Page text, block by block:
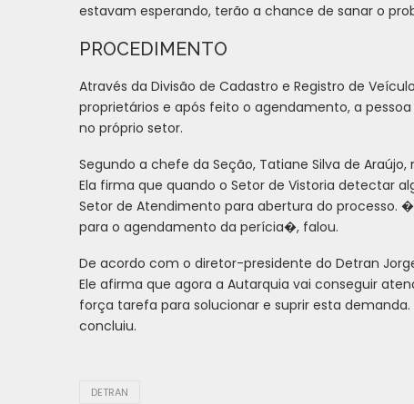
estavam esperando, terão a chance de sanar o
PROCEDIMENTO
Através da Divisão de Cadastro e Registro de
proprietários e após feito o agendamento, a
no próprio setor.
Segundo a chefe da Seção, Tatiane Silva de
Ela firma que quando o Setor de Vistoria detectar
Setor de Atendimento para abertura do processo.
para o agendamento da perícia�, falou.
De acordo com o diretor-presidente do Detran
Ele afirma que agora a Autarquia vai conseguir
força tarefa para solucionar e suprir esta
concluiu.
DETRAN